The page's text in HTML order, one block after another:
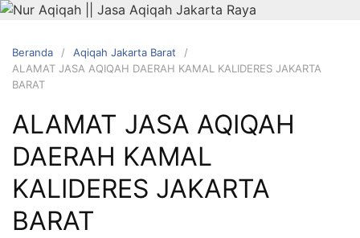
Langsung
konten
HUBUNGI
KAMI
Beranda
Aqiqah Jakarta Barat
ALAMAT JASA AQIQAH DAERAH KAMAL KALIDERES JAKARTA
BARAT
ALAMAT JASA AQIQAH
DAERAH KAMAL
KALIDERES JAKARTA
BARAT